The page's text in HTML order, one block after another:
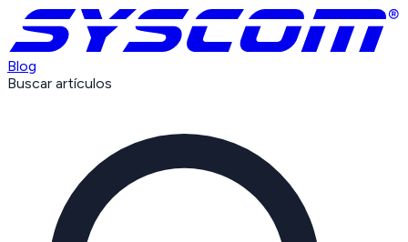
Blog
Buscar artículos